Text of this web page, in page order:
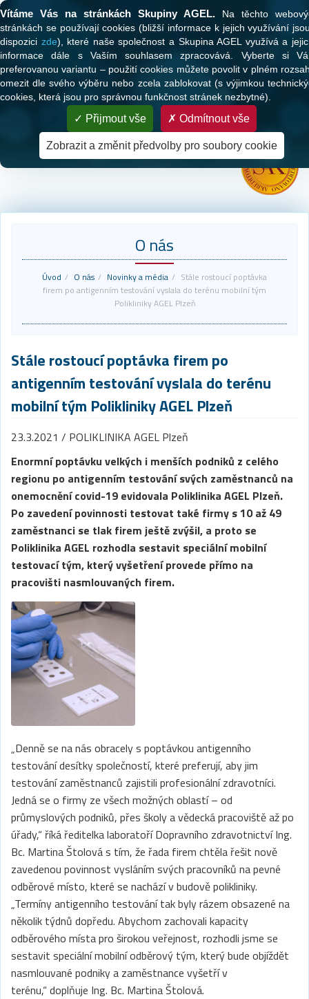
PARTNER VAŠEHO ZDRAVÍ
Zdravotní péče pro klienty všech zdravotních pojišťoven
O nás
Úvod O nás Novinky a média
Stále rostoucí poptávka
firem po antigenním testování vyslala do terénu mobilní tým
Polikliniky AGEL Plzeň
Stále rostoucí poptávka firem po
antigenním testování vyslala do terénu
mobilní tým Polikliniky AGEL Plzeň
23.3.2021 / POLIKLINIKA AGEL Plzeň
Enormní poptávku velkých i menších podniků z celého
regionu po antigenním testování svých zaměstnanců na
onemocnění covid-19 evidovala Poliklinika AGEL Plzeň.
Po zavedení povinnosti testovat také firmy s 10 až 49
zaměstnanci se tlak firem ještě zvýšil, a proto se
Poliklinika AGEL rozhodla sestavit speciální mobilní
testovací tým, který vyšetření provede přímo na
pracovišti nasmlouvaných firem.
„Denně se na nás obracely s poptávkou antigenního
testování desítky společností, které preferují, aby jim
testování zaměstnanců zajistili profesionální zdravotníci.
Jedná se o firmy ze všech možných oblastí – od
průmyslových podniků, přes školy a vědecká pracoviště až po
úřady,“ říká ředitelka laboratoří Dopravního zdravotnictví Ing.
Bc. Martina Štolová s tím, že řada firem chtěla řešit nově
zavedenou povinnost vysláním svých pracovníků na pevné
odběrové místo, které se nachází v budově polikliniky.
„Termíny antigenního testování tak byly rázem obsazené na
několik týdnů dopředu. Abychom zachovali kapacity
odběrového místa pro širokou veřejnost, rozhodli jsme se
sestavit speciální mobilní odběrový tým, který bude objíždět
nasmlouvané podniky a zaměstnance vyšetří v
terénu,“ doplňuje Ing. Bc. Martina Štolová.
Tato webová stránka používá cookies
Vítáme Vás na stránkách Skupiny AGEL. Na těchto
stránkách se používají cookies (bližší informace k jejich využívání
dispozici zde), které naše společnost a Skupina AGEL využívá a
informace dále s Vaším souhlasem zpracovává. Vyberte si
preferovanou variantu – použití cookies můžete povolit v plném
omezit dle svého výběru nebo zcela zablokovat (s výjimkou
cookies, která jsou pro správnou funkčnost stránek nezbytné).
Přijmout vše Odmítnout vše
Zobrazit a změnit předvolby pro soubory cookie